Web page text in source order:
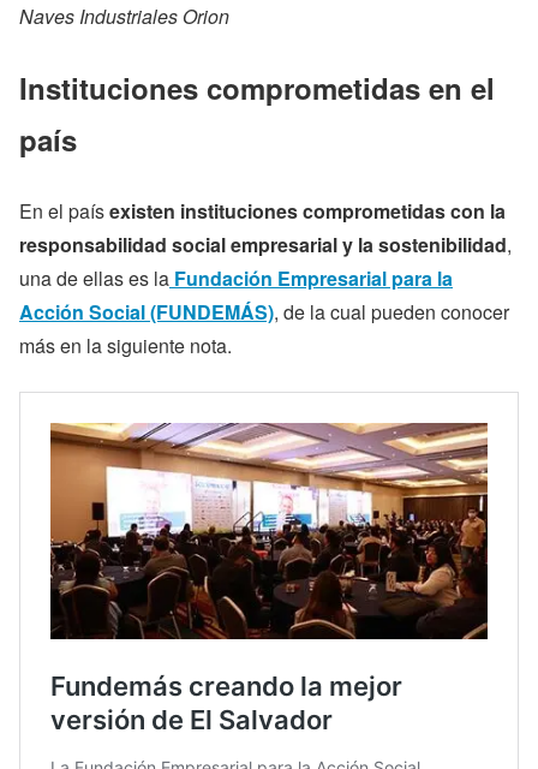
Naves Industriales Orion
Instituciones comprometidas en el
país
En el paísexisten instituciones comprometidas con la
responsabilidad social empresarial y la sostenibilidad,
una de ellas es la Fundación Empresarial para la
Acción Social (FUNDEMÁS), de la cual pueden conocer
más en la siguiente nota.